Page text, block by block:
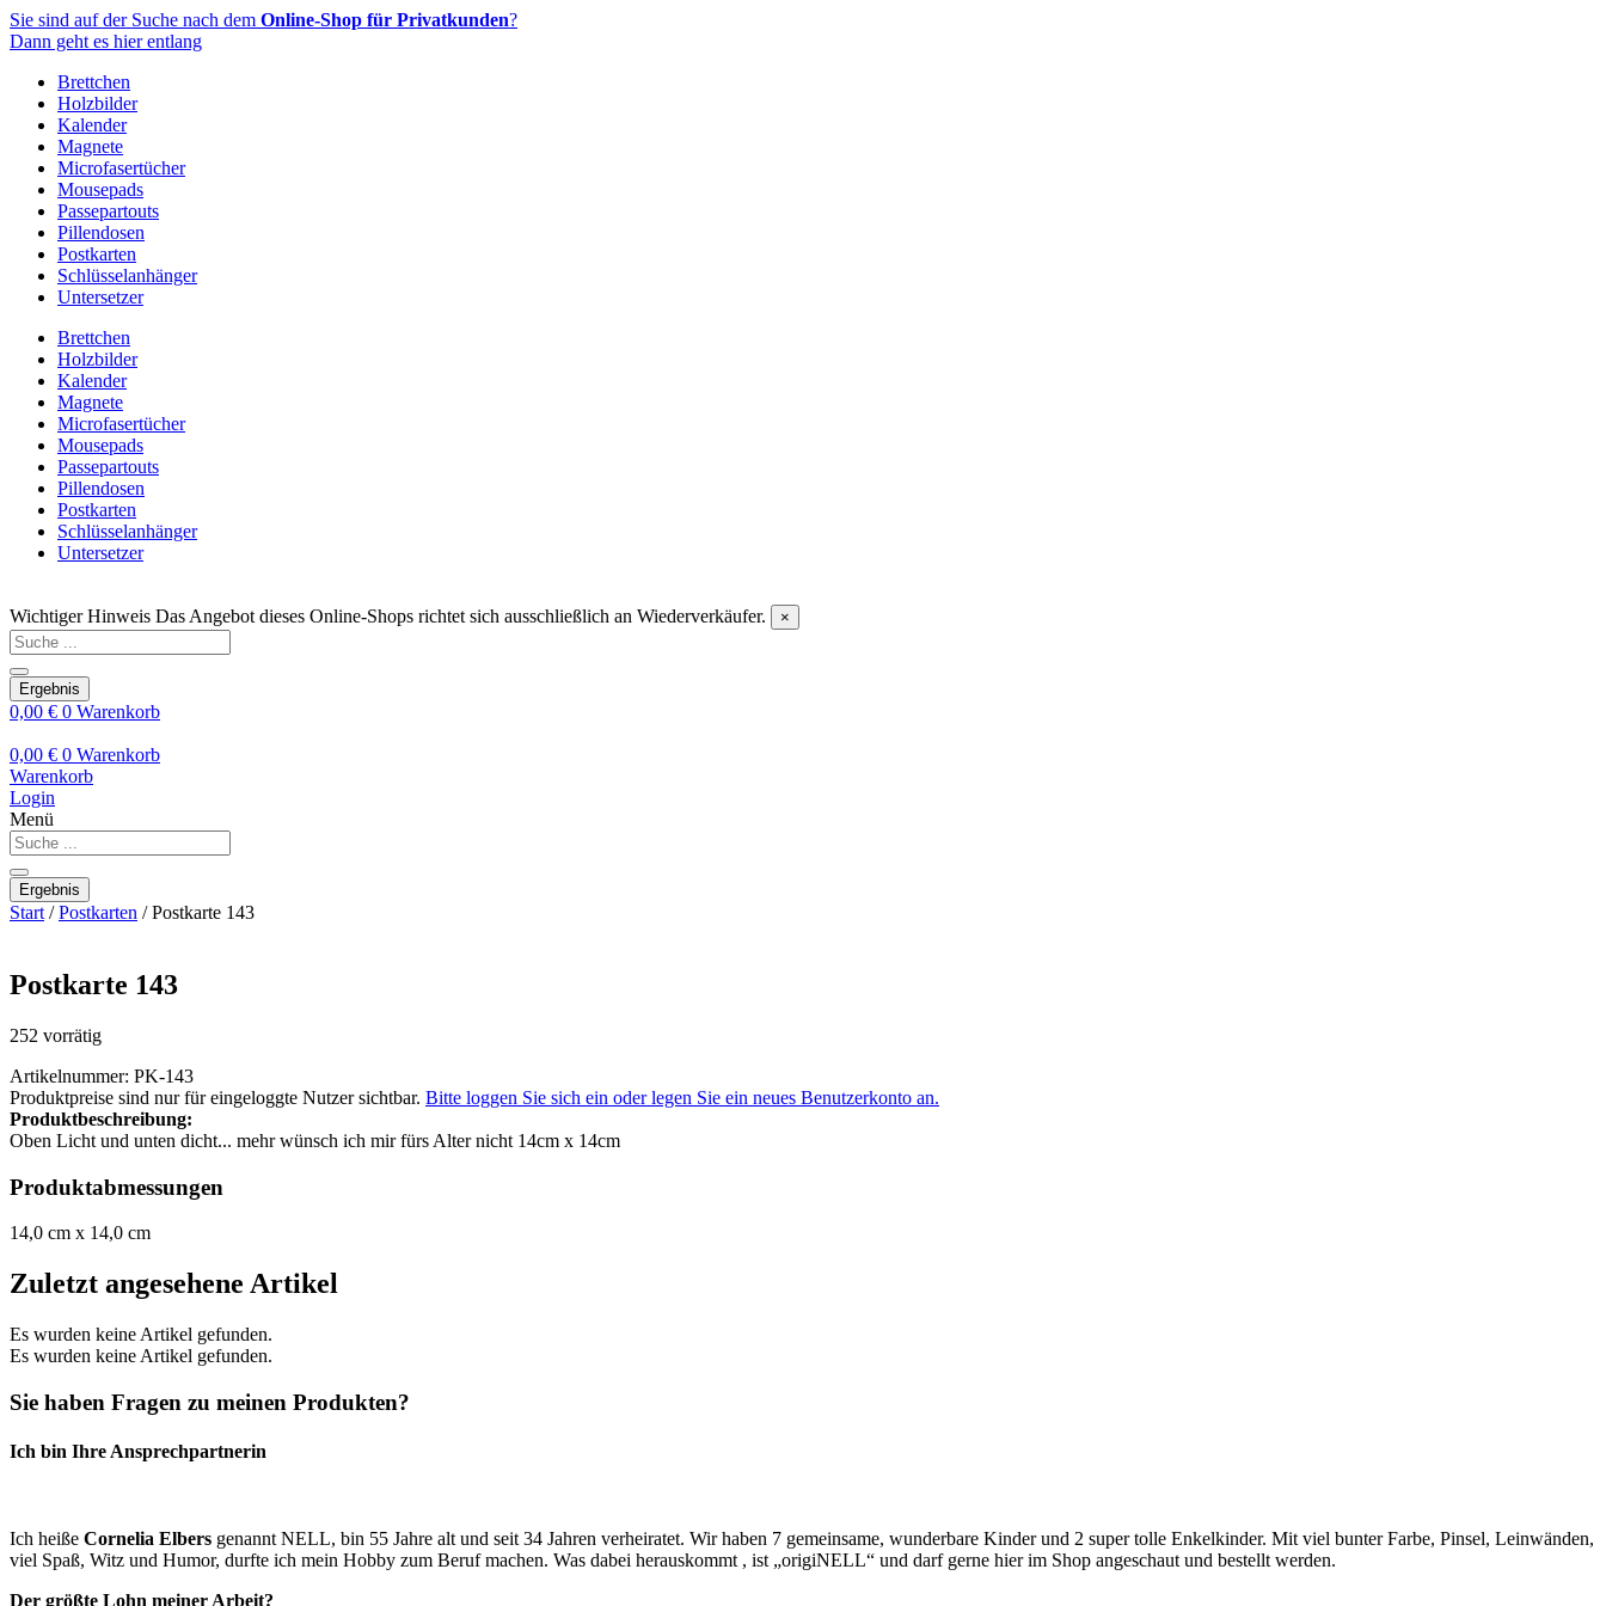
Zum
Inhalt
Sie sind auf der Suche nach dem Online-Shop für Privatkunden?
Dann geht es hier entlang
Brettchen
Holzbilder
Kalender
Magnete
Microfasertücher
Mousepads
Passepartouts
Pillendosen
Postkarten
Schlüsselanhänger
Untersetzer
Brettchen
Holzbilder
Kalender
Magnete
Microfasertücher
Mousepads
Passepartouts
Pillendosen
Postkarten
Schlüsselanhänger
Untersetzer
Wichtiger Hinweis Das Angebot dieses Online-Shops richtet sich ausschließlich an Wiederverkäufer. ×
Search
...
Ergebnis
0,00 € 0 Warenkorb
0,00 € 0 Warenkorb
Warenkorb
Login
Menü
Search
...
Ergebnis
Start /Postkarten / Postkarte 143
Postkarte 143
252 vorrätig
Artikelnummer: PK-143
Produktpreise sind nur für eingeloggte Nutzer sichtbar. Bitte loggen Sie sich ein oder legen Sie ein neues Benutzerkonto an.
Produktbeschreibung:
Oben Licht und unten dicht... mehr wünsch ich mir fürs Alter nicht 14cm x 14cm
Produktabmessungen
14,0 cm x 14,0 cm
Zuletzt angesehene Artikel
Es wurden keine Artikel gefunden.
Es wurden keine Artikel gefunden.
Sie haben Fragen zu meinen Produkten?
Ich bin Ihre Ansprechpartnerin
Ich heiße Cornelia Elbers genannt NELL, bin 55 Jahre alt und seit 34 Jahren verheiratet. Wir haben 7 gemeinsame, wunderbare Kinder und 2 super tolle Enkelkinder. Mit viel bunter Farbe, Pinsel, Leinwänden,
viel Spaß, Witz und Humor, durfte ich mein Hobby zum Beruf machen. Was dabei herauskommt , ist „origiNELL“ und darf gerne hier im Shop angeschaut und bestellt werden.
Der größte Lohn meiner Arbeit?